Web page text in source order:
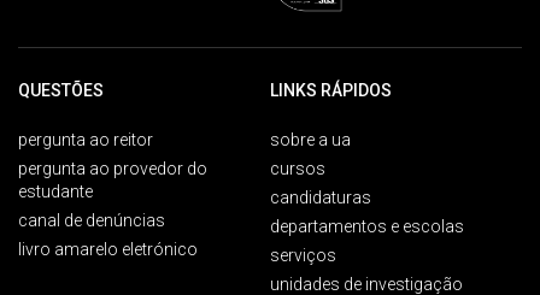
QUESTÕES
pergunta ao reitor
pergunta ao provedor do
estudante
canal de denúncias
livro amarelo eletrónico
LINKS RÁPIDOS
sobre a ua
cursos
candidaturas
departamentos e escolas
serviços
unidades de investigação